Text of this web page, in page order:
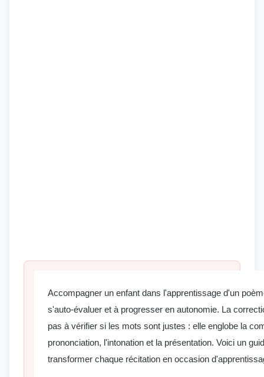
Accompagner un enfant dans l'apprentissage d'un
s'auto-évaluer et à progresser en autonomie. La
pas à vérifier si les mots sont justes : elle englobe la
prononciation, l'intonation et la présentation. Voici un
transformer chaque récitation en occasion